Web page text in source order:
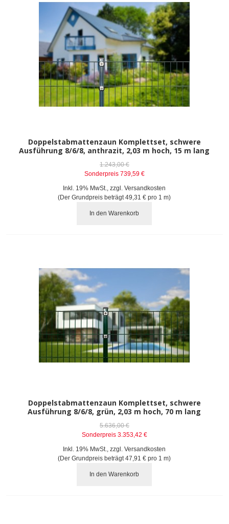
Doppelstabmattenzaun Komplettset, schwere
Ausführung 8/6/8, anthrazit, 2,03 m hoch, 15 m lang
1.243,00 €
Sonderpreis 739,59 €
Inkl. 19% MwSt.
,zzgl.Versandkosten
(Der Grundpreis beträgt49,31 € pro 1 m)
In den Warenkorb
Doppelstabmattenzaun Komplettset, schwere
Ausführung 8/6/8, grün, 2,03 m hoch, 70 m lang
5.636,00 €
Sonderpreis 3.353,42 €
Inkl. 19% MwSt.
,zzgl.Versandkosten
(Der Grundpreis beträgt47,91 € pro 1 m)
In den Warenkorb